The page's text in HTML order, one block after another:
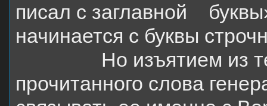
писал с заглавной
начинается с буквы
Но изъятием из
прочитанного слова